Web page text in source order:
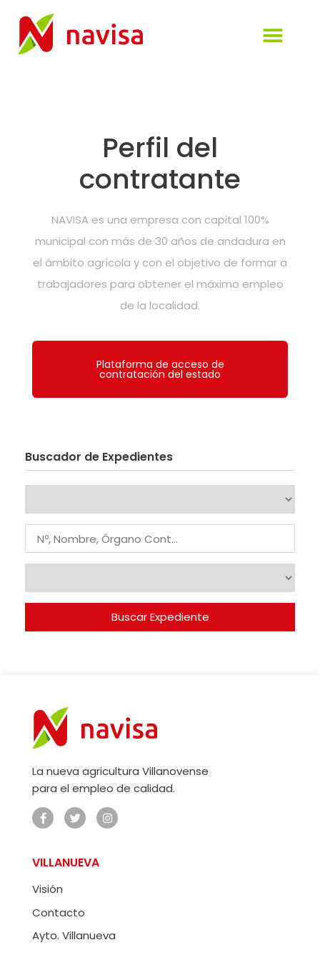
Perfil del
contratante
NAVISA es una empresa con capital 100%
municipal con más de 30 años de andadura en
el ámbito agrícola y con el objetivo de formar a
trabajadores para obtener el máximo empleo
de la localidad.
Plataforma de acceso de
contratación del estado
Buscador de Expedientes
La nueva agricultura Villanovense
para el empleo de calidad.
VILLANUEVA
Visión
Contacto
Ayto. Villanueva